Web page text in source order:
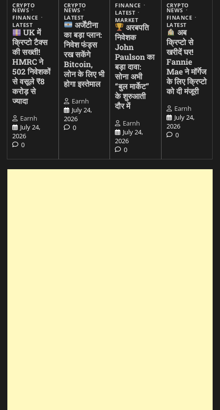
CRYPTO
NEWS
FINANCE
LATEST
UK में
क्रिप्टो टैक्स
की सख्ती!
HMRC ने
502 निवेशकों
से वसूले ₹8
करोड़ से
ज्यादा
Earnh
July 24,
2026
0
CRYPTO
NEWS
LATEST
अर्जेंटीना
का बड़ा प्लान:
निवेश फंड्स
रख सकेंगे
Bitcoin,
लोन के लिए भी
होगा इस्तेमाल
Earnh
July 24,
2026
0
FINANCE
LATEST
MARKET
अरबपति
निवेशक
John
Paulson का
बड़ा दावा:
सोना अभी
“बुल मार्केट”
के शुरुआती
दौर में
Earnh
July 24,
2026
0
CRYPTO
NEWS
FINANCE
LATEST
अब
क्रिप्टो से
खरीदें घर!
Fannie
Mae ने मॉर्गेज
के लिए क्रिप्टो
को दी मंजूरी
Earnh
July 24,
2026
0